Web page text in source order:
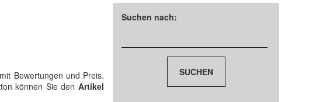
Bewertungen und Preis.
können Sie den Artikel
Suchen nach: